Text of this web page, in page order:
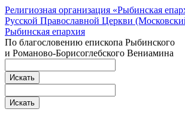
Религиозная организация «Рыбинская
Русской Православной Церкви
Рыбинская епархия
По благословению епископа Рыбинского
и Романово-Борисоглебского Вениамина